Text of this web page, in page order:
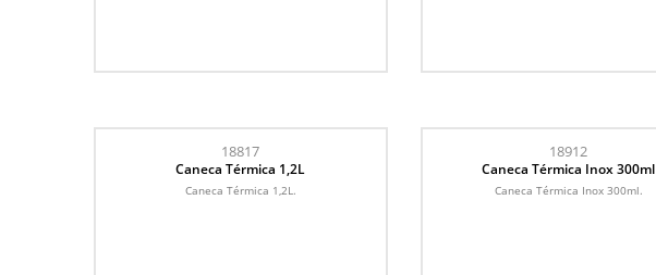
18817
Caneca Térmica 1,2L
Caneca Térmica 1,2L.
18912
Caneca Térmica Inox 300ml
Caneca Térmica Inox 300ml.